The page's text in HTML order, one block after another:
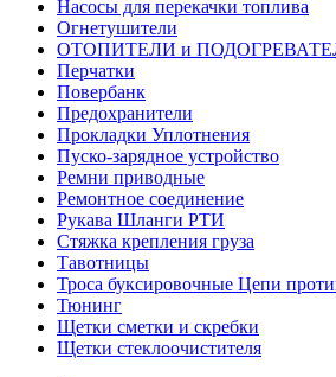
Насосы для перекачки топлива
Огнетушители
ОТОПИТЕЛИ и
Перчатки
Повербанк
Предохранители
Прокладки Уплотнения
Пуско-зарядное устройство
Ремни приводные
Ремонтное соединение
Рукава Шланги РТИ
Стяжка крепления груза
Тавотницы
Троса буксировочные Цепи
Тюнинг
Щетки сметки и скребки
Щетки стеклоочистителя